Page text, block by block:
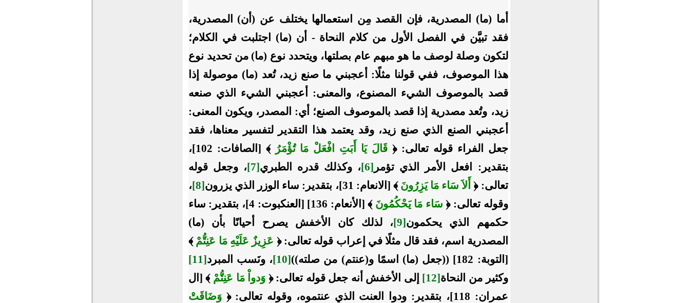
أما (ما) المصدرية، فإن القصد مِن استعمالها يختلف عن (أن) المصدرية،
فقد تبيَّن في الفصل الأول من كلام النحاة - أن (ما) اجتلبت في الكلام؛
لتكون وصلة لوصف ما هو مبهم عام بصلتها، ويتحدد نوع (ما) من تحديد نوع
هذا الموصوف، ففي قولنا مثلًا: أعجبني ما صنع زيد، تُعد (ما) موصولة إذا
قصد بالموصوف الشيء المصنوع، والمعنى: أعجبني الشيء الذي صنعه
زيد، وتُعد مصدرية إذا قصد بالموصوف الصنع؛ أي: المصدر، ويكون المعنى:
أعجبني الصنع الذي صنع زيد، وقد يعتمد هذا التقدير لتفسير معناها، فقد
جعل الفراء قوله تعالى: ﴿ قَالَ يَا أَبَتِ افْعَلْ مَا تُؤْمَرُ
﴾ [الصافات: 102]،
بتقدير: افعل الأمر الذي تؤمر [6] ، وكذلك قدره الطبري[7]
، وجعل قوله
تعالى: ﴿ أَلاَ سَاء مَا يَزِرُونَ ﴾ [الانعام: 31]، بتقدير: ساء الوزر الذي يزرون [8]
،
وقوله تعالى: ﴿ سَاء مَا يَحْكُمُونَ
﴾ [الأنعام: 136] [العنكبوت: 4]، بتقدير: ساء
حكمهم الذي يحكمون[9]
، لذلك كان الأخفش يصرح أحيانًا بأن (ما)
المصدرية اسم، فقد قال مثلًا في إعراب قوله تعالى: ﴿ عَزِيزٌ عَلَيْهِ مَا عَنِتُّمْ ﴾
[التوبة: 182] ((جعل (ما) اسمًا و(عنتم) من صلته))
[10] ، ونَسب المبرد[11]
وكثير من النحاة[12] إلى الأخفش أنه جعل قوله تعالى: ﴿ وَدواْ مَا عَنِتُّمْ ﴾ [ال
عمران: 118]، بتقدير: ودوا العنت الذي عنتموه، وقوله تعالى: ﴿
وَضَاقَتْ